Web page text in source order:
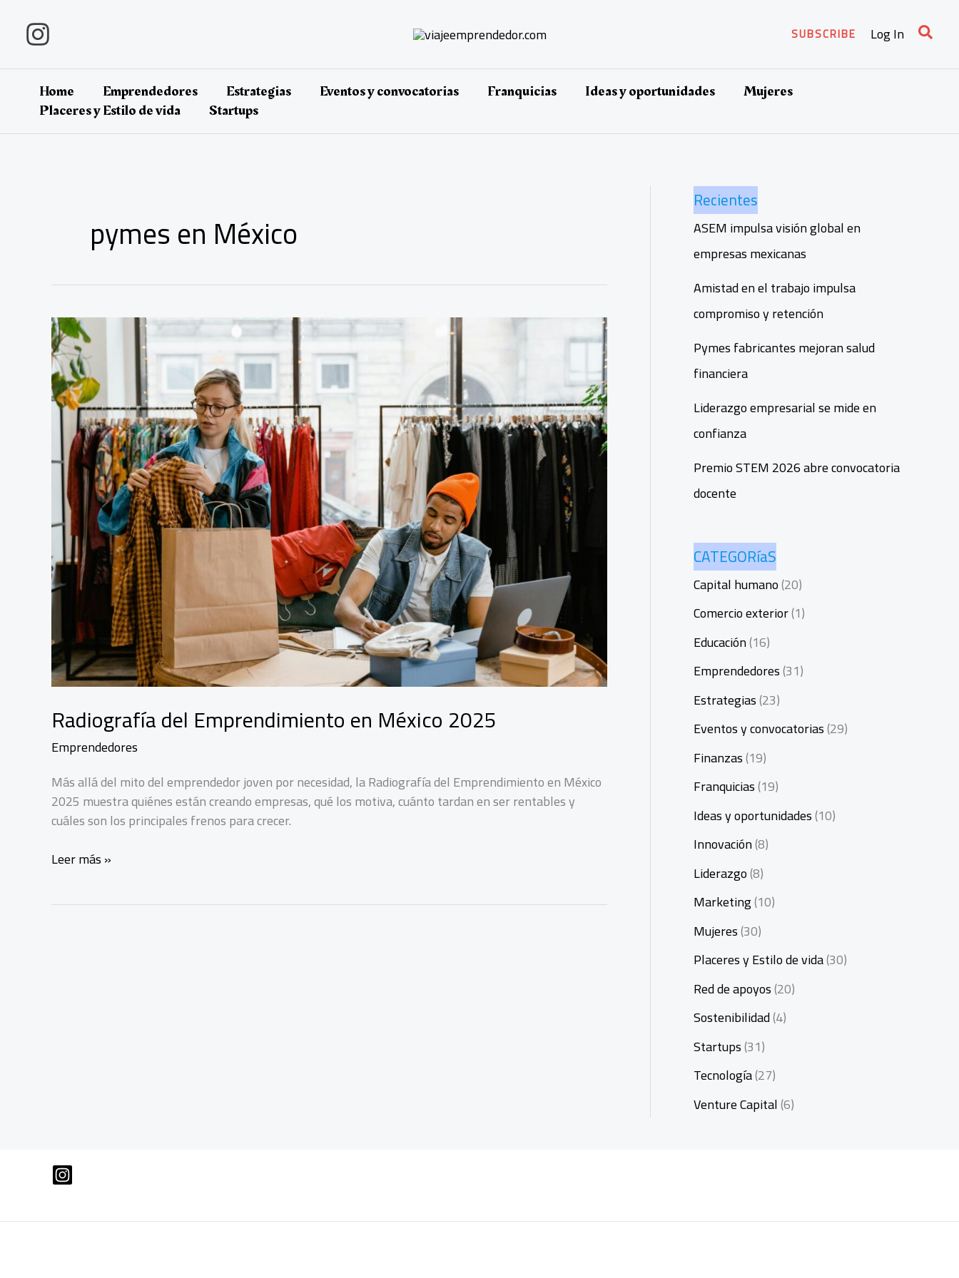
contenido
SUBSCRIBE Log In
Home Emprendedores Estrategias Eventos y convocatorias Franquicias Ideas y oportunidades
Mujeres
Placeres y Estilo de vida
Startups
pymes en México
Radiografía del Emprendimiento en México 2025
Emprendedores
Más allá del mito del emprendedor joven por necesidad, la Radiografía del Emprendimiento en México
2025 muestra quiénes están creando empresas, qué los motiva, cuánto tardan en ser rentables y
cuáles son los principales frenos para crecer.
Radiografía
Leer más »
Recientes
ASEM impulsa visión global en
empresas mexicanas
Amistad en el trabajo impulsa
compromiso y retención
Pymes fabricantes mejoran salud
financiera
Liderazgo empresarial se mide en
confianza
Premio STEM 2026 abre convocatoria
docente
CATEGORíaS
Capital humano(20)
Comercio exterior(1)
Educación(16)
Emprendedores(31)
Estrategias(23)
Eventos y convocatorias(29)
Finanzas(19)
Franquicias(19)
Ideas y oportunidades(10)
Innovación(8)
Liderazgo(8)
Marketing(10)
Mujeres(30)
Placeres y Estilo de vida(30)
Red de apoyos(20)
Sostenibilidad(4)
Startups(31)
Tecnología(27)
Venture Capital(6)